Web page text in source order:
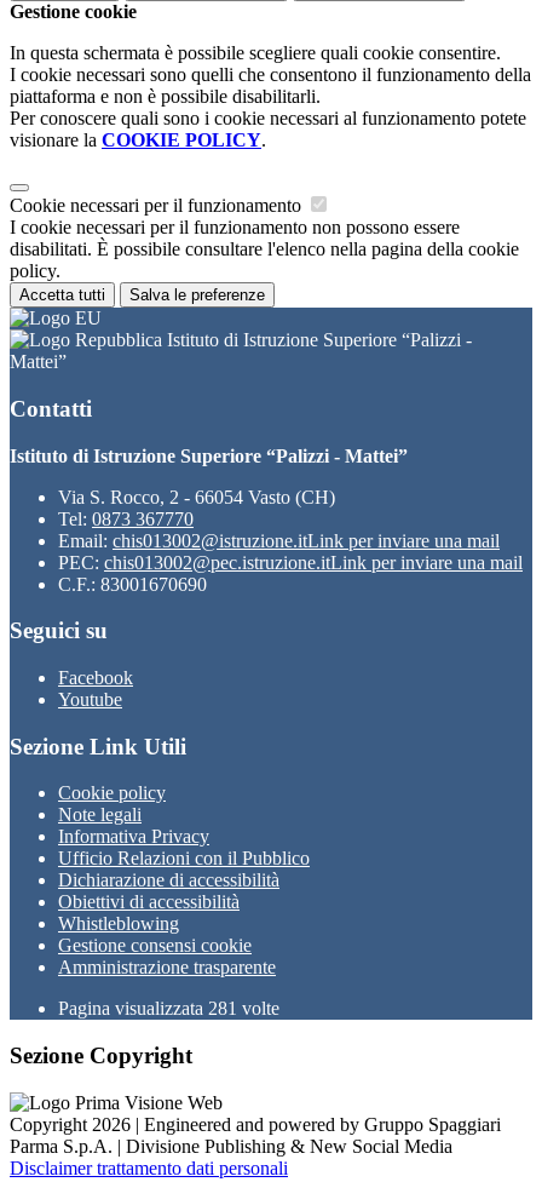
Gestione cookie
In questa schermata è possibile scegliere quali cookie consentire.
I cookie necessari sono quelli che consentono il funzionamento della
piattaforma e non è possibile disabilitarli.
Per conoscere quali sono i cookie necessari al funzionamento potete
visionare la COOKIE POLICY.
Cookie necessari per il funzionamento
I cookie necessari per il funzionamento non possono essere
disabilitati. È possibile consultare l'elenco nella pagina della cookie
policy.
Accetta tutti Salva le preferenze
Istituto di Istruzione Superiore “Palizzi -
Mattei”
Contatti
Istituto di Istruzione Superiore “Palizzi - Mattei”
Via S. Rocco, 2 - 66054 Vasto (CH)
Tel: 0873 367770
Email: chis013002@istruzione.itLink per inviare una mail
PEC: chis013002@pec.istruzione.itLink per inviare una mail
C.F.: 83001670690
Seguici su
Facebook
Youtube
Sezione Link Utili
Cookie policy
Note legali
Informativa Privacy
Ufficio Relazioni con il Pubblico
Dichiarazione di accessibilità
Obiettivi di accessibilità
Whistleblowing
Gestione consensi cookie
Amministrazione trasparente
Pagina visualizzata 281 volte
Sezione Copyright
Copyright 2026 | Engineered and powered by Gruppo Spaggiari
Parma S.p.A. | Divisione Publishing & New Social Media
Disclaimer trattamento dati personali